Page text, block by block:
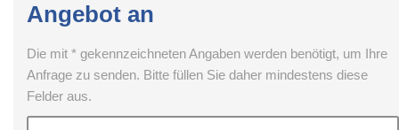
Angebot an
Die mit * gekennzeichneten Angaben werden benötigt, um Ihre
Anfrage zu senden. Bitte füllen Sie daher mindestens diese
Felder aus.